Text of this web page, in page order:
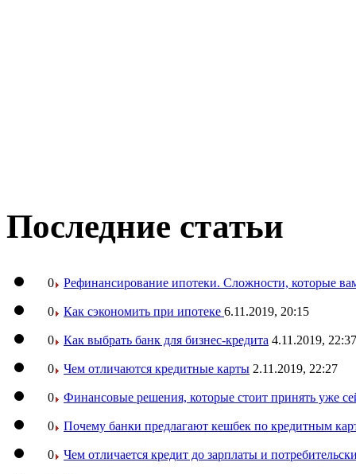
Последние статьи
0 Рефинансирование ипотеки. Сложности, которые
0 Как сэкономить при ипотеке 6.11.2019, 20:15
0 Как выбрать банк для бизнес-кредита 4.11.2019, 22:37
0 Чем отличаются кредитные карты 2.11.2019, 22:27
0 Финансовые решения, которые стоит принять уже
0 Почему банки предлагают кешбек по кредитным
0 Чем отличается кредит до зарплаты и